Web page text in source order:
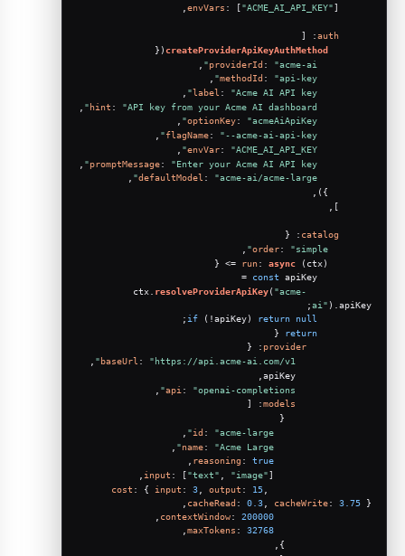
envVars : ["ACME_AI_API_KEY"],
auth
: [
createProviderApiKeyAuthMethod
({
providerId : "acme-ai"
methodId : "api-key"
label : "Acme AI API key"
hint : "API key from your Acme AI dashboard"
optionKey: "acmeAiApiKey"
,
flagName: "--acme-ai-api-key"
envVar: "ACME_AI_API_KEY"
promptMessage: "Enter your Acme AI API key"
defaultModel : "acme-ai/acme-large"
catalog
: {
order: "simple"
run: async (ctx) => {
const apiKey =
resolveProviderApiKey( "acme-
ai" ). apiKey
;
if (!apiKey) return null
;
return
{
provider
: {
baseUrl : "https://api.acme-ai.com/v1"
api : "openai-completions"
models
: [
id : "acme-large"
name: "Acme Large"
reasoning : true
input : ["text" "image"],
cost : { input : 3 output : 15
cacheRead : 0.3 cacheWrite: 3.75 },
contextWindow: 200000
maxTokens : 32768